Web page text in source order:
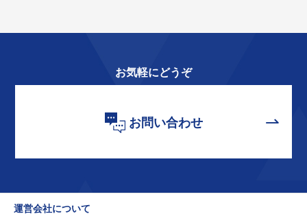
お気軽にどうぞ
お問い合わせ
運営会社について